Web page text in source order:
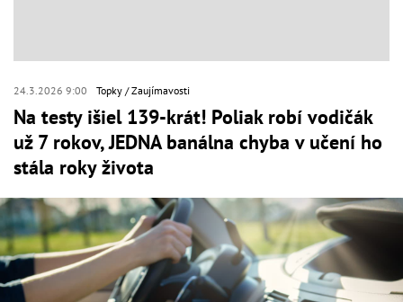
24.3.2026 9:00 Topky Zaujímavosti
Na testy išiel 139-krát! Poliak robí vodičák
už 7 rokov, JEDNA banálna chyba v učení ho
stála roky života